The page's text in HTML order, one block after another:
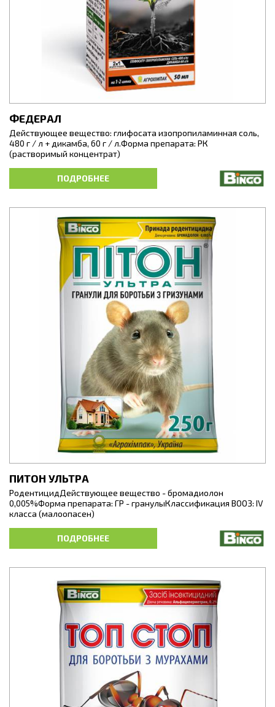
ФЕДЕРАЛ
Действующее вещество: глифосата изопропиламинная соль,
480 г / л + дикамба, 60 г / л.Форма препарата: РК
(растворимый концентрат)
Комбинированный системный гербицид сплошного действия
для полного уничтожения всех видов сорняков на участках
ПОДРОБНЕЕ
ПИТОН УЛЬТРА
РодентицидДействующее вещество - бромадиолон
0,005%Форма препарата: ГР - гранулыКлассификация ВООЗ: IV
класса (малоопасен)
Приманка против всех видов грызунов: крыс, мышей, полевок
и др. Применяется на территориях населенных пунктов,
объекты (в
ПОДРОБНЕЕ